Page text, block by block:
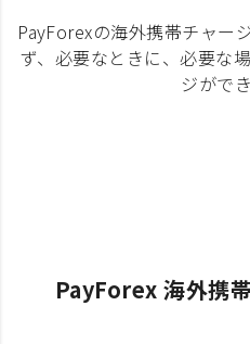
PayForexの海外携帯チャー
ず、必要なときに、必要な
ジがで
PayForex 海外携